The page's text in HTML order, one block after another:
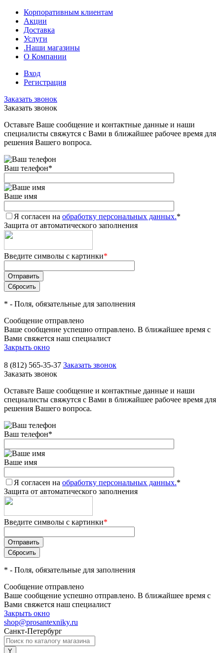
Корпоративным клиентам
Акции
Доставка
Услуги
.Наши магазины
О Компании
Вход
Регистрация
Заказать звонок
Заказать звонок
Оставьте Ваше сообщение и контактные данные и наши
специалисты свяжутся с Вами в ближайшее рабочее время для
решения Вашего вопроса.
Ваш телефон*
Ваше имя
Я согласен на обработку персональных данных.*
Защита от автоматического заполнения
Введите символы с картинки*
* - Поля, обязательные для заполнения
Сообщение отправлено
Ваше сообщение успешно отправлено. В ближайшее время с
Вами свяжется наш специалист
Закрыть окно
8 (812) 565-35-37 Заказать звонок
Заказать звонок
Оставьте Ваше сообщение и контактные данные и наши
специалисты свяжутся с Вами в ближайшее рабочее время для
решения Вашего вопроса.
Ваш телефон*
Ваше имя
Я согласен на обработку персональных данных.*
Защита от автоматического заполнения
Введите символы с картинки*
* - Поля, обязательные для заполнения
Сообщение отправлено
Ваше сообщение успешно отправлено. В ближайшее время с
Вами свяжется наш специалист
Закрыть окно
shop@prosantexniky.ru
Санкт-Петербург